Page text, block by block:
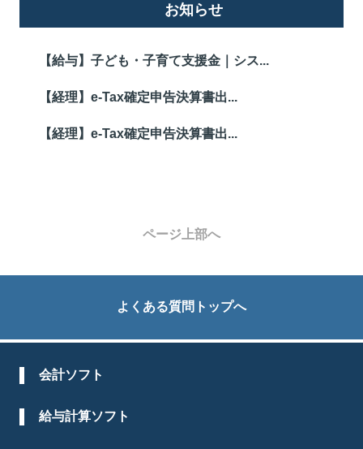
お知らせ
【給与】子ども・子育て支援金｜シス...
【経理】e-Tax確定申告決算書出...
【経理】e-Tax確定申告決算書出...
ページ上部へ
よくある質問トップへ
会計ソフト
給与計算ソフト